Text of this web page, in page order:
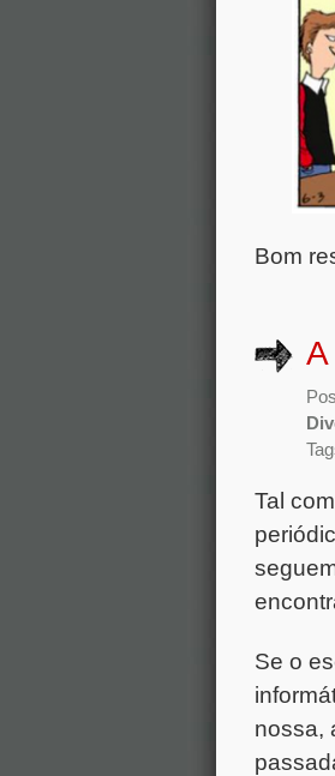
Bom
Tal
Se o
nossa,